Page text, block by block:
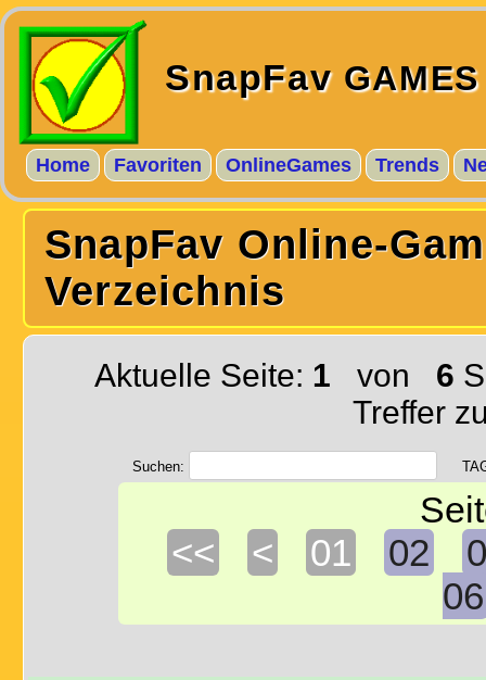
SnapFavGAMES
Home Favoriten OnlineGames Trends
SnapFav Online-
Verzeichnis
Aktuelle Seite: 1 von 6
Treffer
Suchen:
<< < 01 02
06